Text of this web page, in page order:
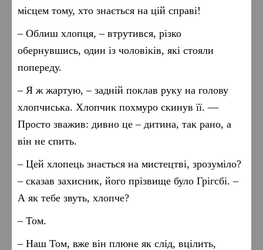
місцем тому, хто знається на цій справі!
– Облиш хлопця, – втрутився, різко
обернувшись, один із чоловіків, які стояли
попереду.
– Я ж жартую, – задній поклав руку на голову
хлопчиська. Хлопчик похмуро скинув її. —
Просто зважив: дивно це – дитина, так рано, а
він не спить.
– Цей хлопець знається на мистецтві, зрозуміло?
– сказав захисник, його прізвище було Грігсбі. –
А як тебе звуть, хлопче?
– Том.
– Наш Том, вже він плюне як слід, вцілить,